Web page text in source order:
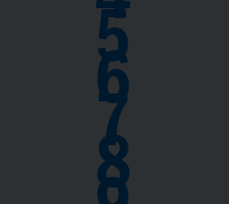
5
6
7
8